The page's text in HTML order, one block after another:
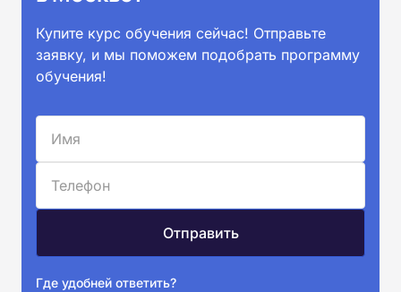
Купите курс обучения сейчас! Отправьте
заявку, и мы поможем подобрать программу
обучения!
Где удобней ответить?